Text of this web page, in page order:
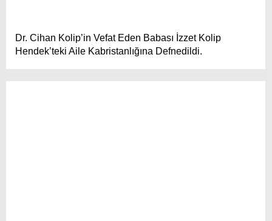
Dr. Cihan Kolip’in Vefat Eden Babası İzzet Kolip
Hendek’teki Aile Kabristanlığına Defnedildi.